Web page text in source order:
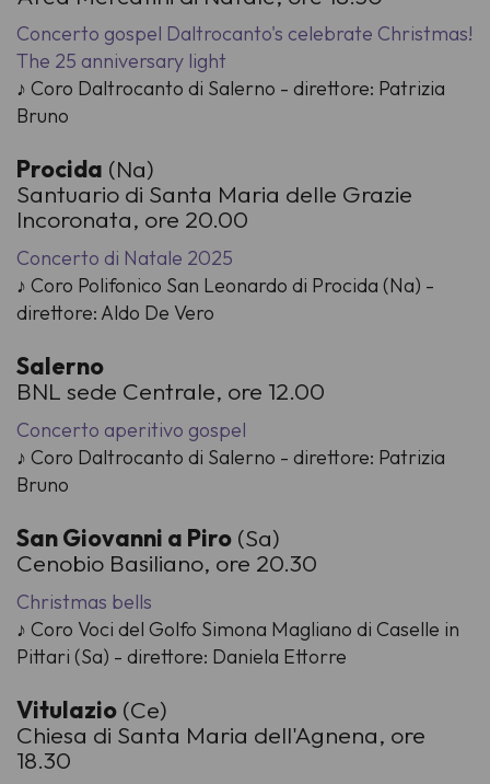
Concerto gospel Daltrocanto's celebrate Christmas!
The 25 anniversary light
♪ Coro Daltrocanto di Salerno - direttore: Patrizia
Bruno
Procida (Na)
Santuario di Santa Maria delle Grazie
Incoronata, ore 20.00
Concerto di Natale 2025
♪ Coro Polifonico San Leonardo di Procida (Na) -
direttore: Aldo De Vero
Salerno
BNL sede Centrale, ore 12.00
Concerto aperitivo gospel
♪ Coro Daltrocanto di Salerno - direttore: Patrizia
Bruno
San Giovanni a Piro (Sa)
Cenobio Basiliano, ore 20.30
Christmas bells
♪ Coro Voci del Golfo Simona Magliano di Caselle in
Pittari (Sa) - direttore: Daniela Ettorre
Vitulazio (Ce)
Chiesa di Santa Maria dell'Agnena, ore
18.30